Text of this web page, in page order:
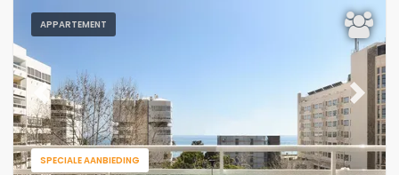
APPARTEMENT
SPECIALE AANBIEDING
Previous Next